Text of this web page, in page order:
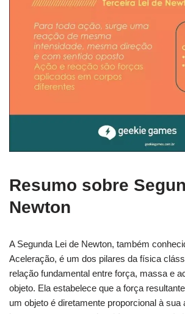
Resumo sobre
Newton
A Segunda Lei de Newton, também
Aceleração, é um dos pilares da física
relação fundamental entre força, massa e
objeto. Ela estabelece que a força
um objeto é diretamente proporcional à sua